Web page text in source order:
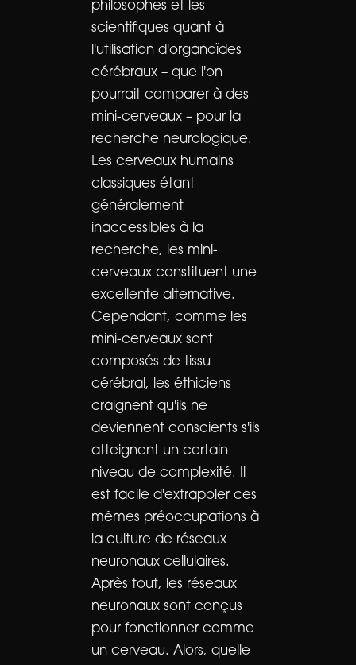
philosophes et les
scientifiques quant à
l'utilisation d'organoïdes
cérébraux – que l'on
pourrait comparer à des
mini-cerveaux – pour la
recherche neurologique.
Les cerveaux humains
classiques étant
généralement
inaccessibles à la
recherche, les mini-
cerveaux constituent une
excellente alternative.
Cependant, comme les
mini-cerveaux sont
composés de tissu
cérébral, les éthiciens
craignent qu'ils ne
deviennent conscients s'ils
atteignent un certain
niveau de complexité. Il
est facile d'extrapoler ces
mêmes préoccupations à
la culture de réseaux
neuronaux cellulaires.
Après tout, les réseaux
neuronaux sont conçus
pour fonctionner comme
un cerveau. Alors, quelle